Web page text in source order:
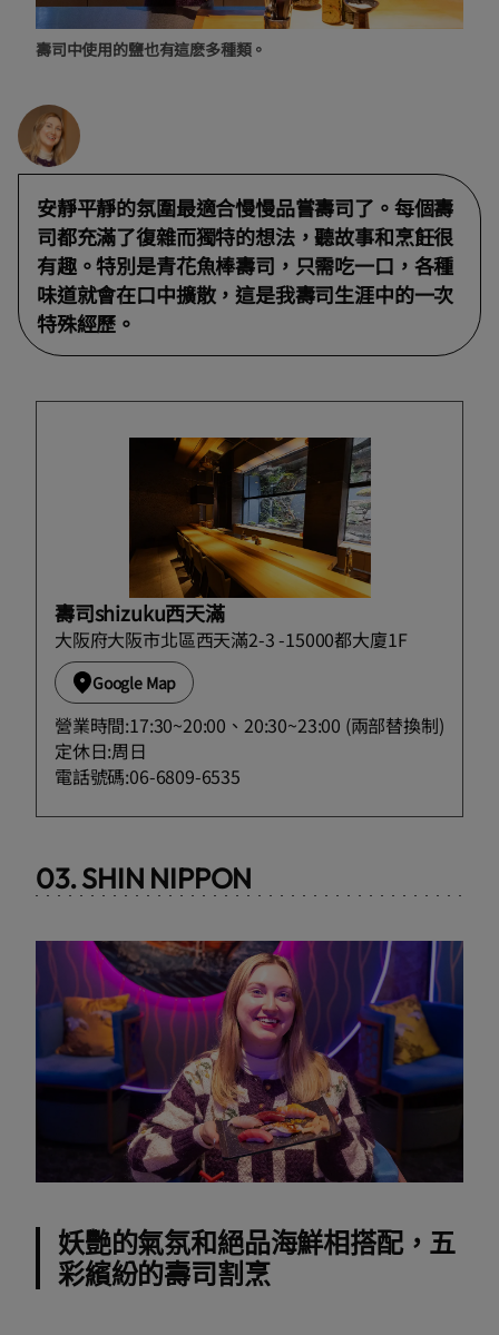
壽司中使用的鹽也有這麽多種類。
安靜平靜的氛圍最適合慢慢品嘗壽司了。每個壽
司都充滿了復雜而獨特的想法，聽故事和烹飪很
有趣。特別是青花魚棒壽司，只需吃一口，各種
味道就會在口中擴散，這是我壽司生涯中的一次
特殊經歷。
壽司shizuku西天滿
大阪府大阪市北區西天滿2-3 -15000都大廈1F
Google Map
營業時間:17:30~20:00、20:30~23:00 (兩部替換制)
定休日:周日
電話號碼:06-6809-6535
03. SHIN NIPPON
妖艷的氣氛和絕品海鮮相搭配，五
彩繽紛的壽司割烹